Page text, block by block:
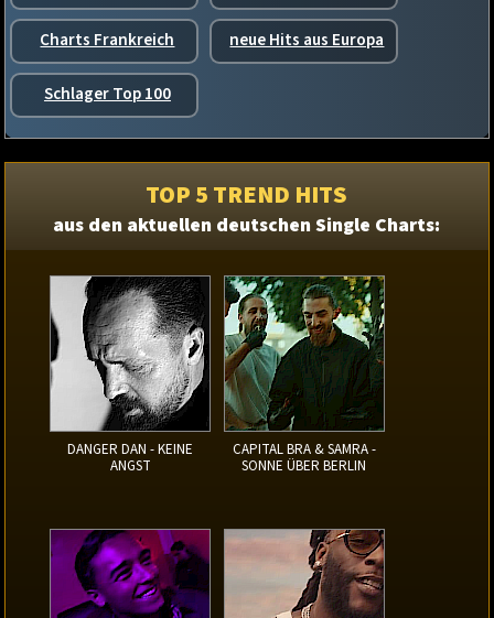
Charts Frankreich neue Hits aus Europa
Schlager Top 100
TOP 5 TREND HITS
aus den aktuellen deutschen Single Charts:
DANGER DAN - KEINE
ANGST
CAPITAL BRA & SAMRA -
SONNE ÜBER BERLIN